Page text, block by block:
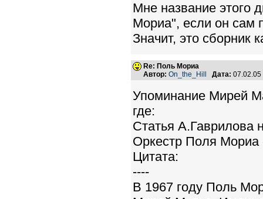
Мне название этого
Мориа", если он сам
Значит, это сборник
Re: Поль Мориа
Автор: On_the_Hill Дата:
Упоминание Мирей
где:
Статья А.Гаврилова
Оркестр Поля Мориа
Цитата:
----
В 1967 году Поль